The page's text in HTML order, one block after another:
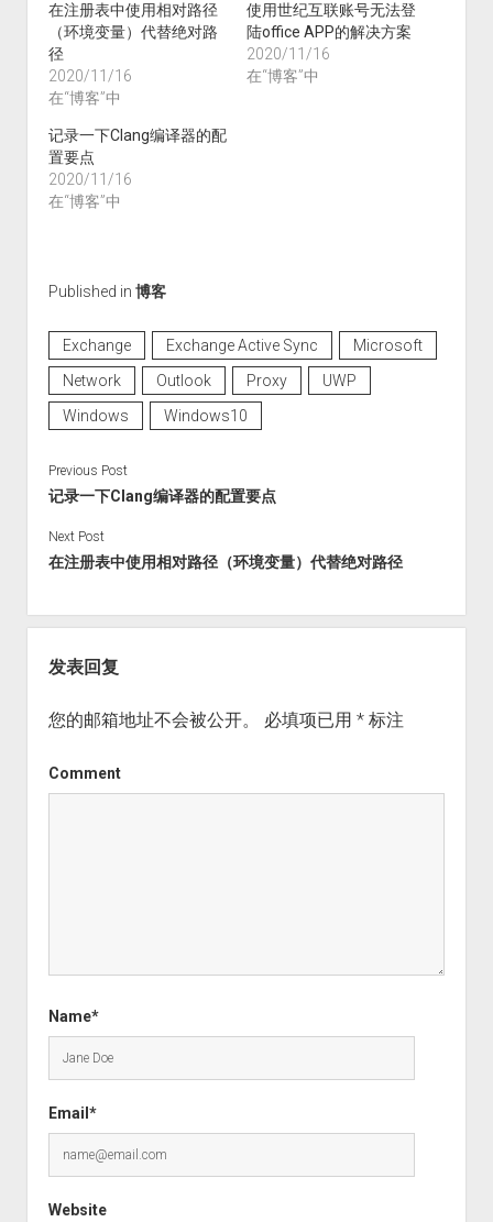
在注册表中使用相对路径
（环境变量）代替绝对路
径
2020/11/16
在“博客”中
使用世纪互联账号无法登
陆office APP的解决方案
2020/11/16
在“博客”中
记录一下Clang编译器的配
置要点
2020/11/16
在“博客”中
Published in 博客
Exchange Exchange Active Sync
Microsoft
Network
Outlook Proxy
UWP
Windows
Windows10
Previous Post
记录一下Clang编译器的配置要点
Next Post
在注册表中使用相对路径（环境变量）代替绝对路径
发表回复
您的邮箱地址不会被公开。 必填项已用 *标注
Comment
Name*
Email*
Website